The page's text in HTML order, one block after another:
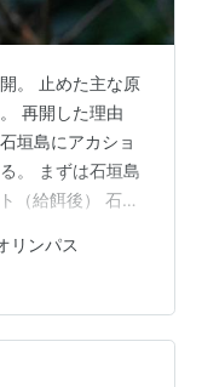
。 止めた主な原
再開した理由
垣島にアカショ
。 まずは石垣島
（給餌後） 石垣
ョウビンの鳴き
ビンが見れ、食
しいが、食事や
嬉しい。 そして
の石垣島はアカ
リンパス